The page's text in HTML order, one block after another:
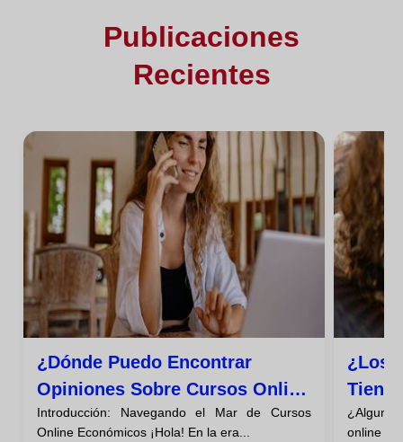
Publicaciones
Recientes
¿dónde Puedo Encontrar
Opiniones Sobre Cursos Online
Baratos?
Introducción: Navegando el Mar de Cursos
Online Económicos ¡Hola! En la era...
¿los
¿Alguna
online